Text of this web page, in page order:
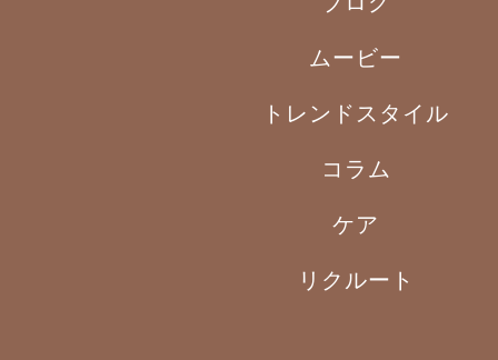
ムービー
トレンドスタイル
コラム
ケア
リクルート